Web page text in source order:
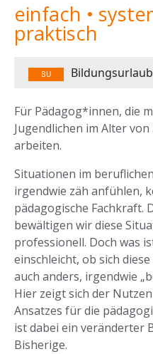
einfach •
praktisch
BU
Für Pädagog*innen, die
Jugendlichen im Alter von
arbeiten.
Situationen im
irgendwie zäh anfühlen,
pädagogische Fachkraft.
bewältigen wir diese
professionell. Doch was
einschleicht, ob sich
auch anders, irgendwie
Hier zeigt sich der
Ansatzes für die
ist dabei ein veränderter
Bisherige.